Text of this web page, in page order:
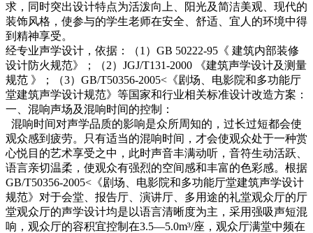
求，同时突出设计特点为活泼向上、阳光及简洁美观、现代的
装饰风格，使参与的学生老师在安全、舒适、宜人的环境中得
到精神享受。
经专业声学设计，依据：（1）GB 50222-95《 建筑内部装修
设计防火规范》；（2）JGJ/T131-2000 《建筑声学设计及测量
规范 》；（3）GB/T50356-2005<《剧场、电影院和多功能厅
堂建筑声学设计规范》等国家和行业相关标准设计改造方案：
一、混响声场及混响时间的控制：
混响时间对声学品质的影响是众所周知的，过长过短都会使
观众感到疲劳。只有适当的混响时间，才会使观众处于一种赏
心悦目的艺术享受之中，此时声音丰满动听，音符生动活跃、
语言亲切温柔，使观众有强烈的空间感和丰富的色彩感。根据
GB/T50356-2005<《剧场、电影院和多功能厅堂建筑声学设计
规范》对于会堂、报告厅、演讲厅、多用途的礼堂观众厅的厅
堂观众厅的声学设计均是以语言清晰度为主，采用强吸声短混
响，观众厅的容积宜控制在3.5—5.0m³/座，观众厅满堂中频在